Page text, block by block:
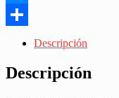
CALAMAR"
cantidad
Messenger
Descripción
Descripción